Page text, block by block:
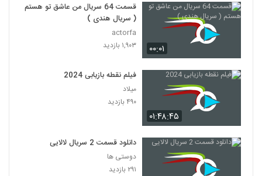
۰۰:۰۱
قسمت 64 سریال من عاشق تو هستم
( سریال هندی )
actorfa
۱,۹۰۳ بازدید
۰۱:۴۸:۴۵
فیلم نقطه بازیابی 2024
میلاد
۴۹۰ بازدید
دانلود قسمت 2 سریال لالایی
دوستی ها
۲۹۱ بازدید